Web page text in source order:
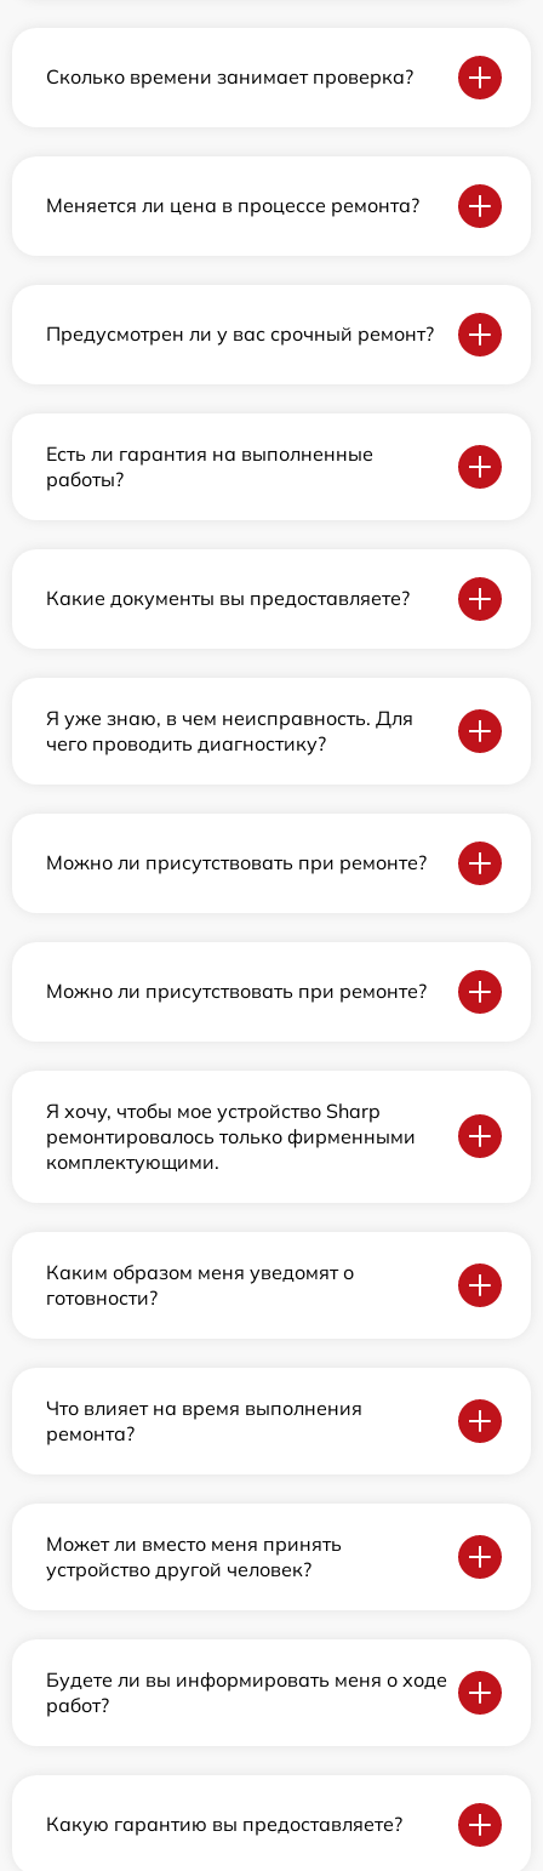
Сколько времени занимает проверка?
Меняется ли цена в процессе ремонта?
Предусмотрен ли у вас срочный ремонт?
Есть ли гарантия на выполненные
работы?
Какие документы вы предоставляете?
Я уже знаю, в чем неисправность. Для
чего проводить диагностику?
Можно ли присутствовать при ремонте?
Можно ли присутствовать при ремонте?
Я хочу, чтобы мое устройство Sharp
ремонтировалось только фирменными
комплектующими.
Каким образом меня уведомят о
готовности?
Что влияет на время выполнения
ремонта?
Может ли вместо меня принять
устройство другой человек?
Будете ли вы информировать меня о ходе
работ?
Какую гарантию вы предоставляете?